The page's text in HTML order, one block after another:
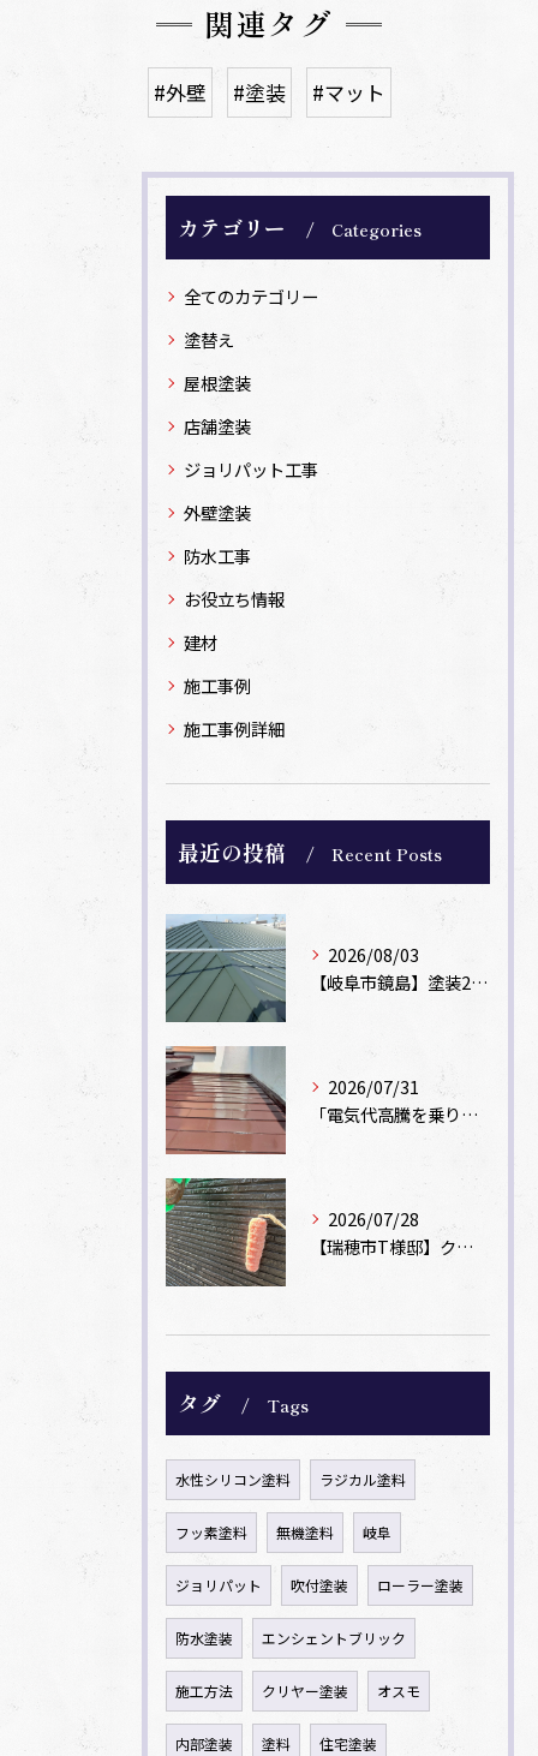
関連タグ
#外壁 #塗装 #マット
カテゴリー Categories
全てのカテゴリー
塗替え
屋根塗装
店舗塗装
ジョリパット工事
外壁塗装
防水工事
お役立ち情報
建材
施工事例
施工事例詳細
最近の投稿 Recent Posts
2026/08/03
【岐阜市鏡島】塗装2回のカラーベスト屋根をカバー工法でガルバリウム鋼板に改修！
2026/07/31
「電気代高騰を乗り切る！外壁・屋根の遮熱塗装でできる省エネ対策」
2026/07/28
【瑞穂市T様邸】クリヤー塗装とコーキング「後打ち」で新築時の美しさを再現
タグ Tags
水性シリコン塗料 ラジカル塗料
フッ素塗料 無機塗料 岐阜
ジョリパット 吹付塗装 ローラー塗装
防水塗装 エンシェントブリック
施工方法 クリヤー塗装 オスモ
内部塗装 塗料 住宅塗装